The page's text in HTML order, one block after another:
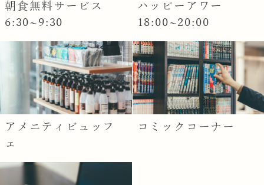
朝食無料サービス
6:30~9:30
ハッピーアワー
18:00~20:00
アメニティビュッフ
ェ
コミックコーナー